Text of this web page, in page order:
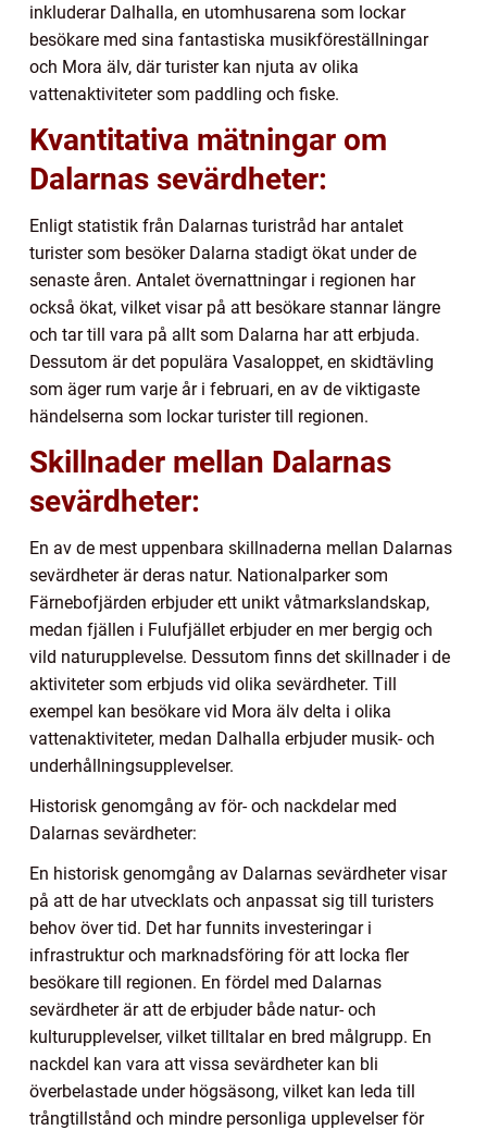
inkluderar Dalhalla, en utomhusarena som lockar
besökare med sina fantastiska musikföreställningar
och Mora älv, där turister kan njuta av olika
vattenaktiviteter som paddling och fiske.
Kvantitativa mätningar om
Dalarnas sevärdheter:
Enligt statistik från Dalarnas turistråd har antalet
turister som besöker Dalarna stadigt ökat under de
senaste åren. Antalet övernattningar i regionen har
också ökat, vilket visar på att besökare stannar längre
och tar till vara på allt som Dalarna har att erbjuda.
Dessutom är det populära Vasaloppet, en skidtävling
som äger rum varje år i februari, en av de viktigaste
händelserna som lockar turister till regionen.
Skillnader mellan Dalarnas
sevärdheter:
En av de mest uppenbara skillnaderna mellan Dalarnas
sevärdheter är deras natur. Nationalparker som
Färnebofjärden erbjuder ett unikt våtmarkslandskap,
medan fjällen i Fulufjället erbjuder en mer bergig och
vild naturupplevelse. Dessutom finns det skillnader i de
aktiviteter som erbjuds vid olika sevärdheter. Till
exempel kan besökare vid Mora älv delta i olika
vattenaktiviteter, medan Dalhalla erbjuder musik- och
underhållningsupplevelser.
Historisk genomgång av för- och nackdelar med
Dalarnas sevärdheter:
En historisk genomgång av Dalarnas sevärdheter visar
på att de har utvecklats och anpassat sig till turisters
behov över tid. Det har funnits investeringar i
infrastruktur och marknadsföring för att locka fler
besökare till regionen. En fördel med Dalarnas
sevärdheter är att de erbjuder både natur- och
kulturupplevelser, vilket tilltalar en bred målgrupp. En
nackdel kan vara att vissa sevärdheter kan bli
överbelastade under högsäsong, vilket kan leda till
trångtillstånd och mindre personliga upplevelser för